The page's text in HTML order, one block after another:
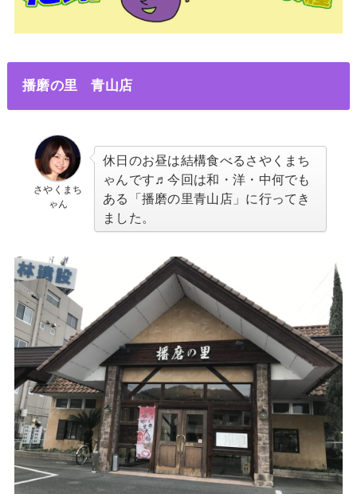
播磨の里 青山店
さやくまち
ゃん
休日のお昼は結構食べるさやくまち
ゃんです♬今回は和・洋・中何でも
ある「播磨の里青山店」に行ってき
ました。